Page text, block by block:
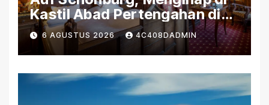
Kastil Abad Pertengahan di
Tepi Sungai Rhein
6 AGUSTUS 2026 4C408DADMIN